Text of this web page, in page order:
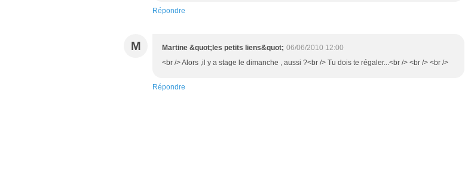
Répondre
M Martine &quot;les petits liens&quot; 06/06/2010 12:00
<br /> Alors ,il y a stage le dimanche , aussi ?<br /> Tu dois te régaler...<br /> <br /> <br />
Répondre